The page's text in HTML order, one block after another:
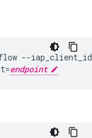
--
endpoint